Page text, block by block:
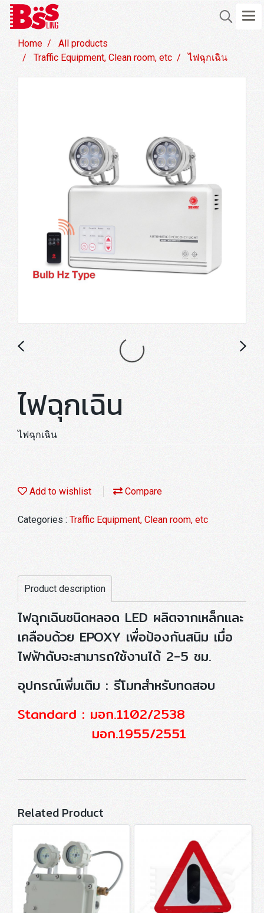
Home
All products
Traffic Equipment, Clean room, etc
ไฟฉุกเฉิน
ไฟฉุกเฉิน
ไฟฉุกเฉิน
Add to wishlist Compare
Categories : Traffic Equipment, Clean room, etc
Product description
ไฟฉุกเฉินชนิดหลอด LED ผลิตจากเหล็กและ
เคลือบด้วย EPOXY เพื่อป้องกันสนิม เมื่อ
ไฟฟ้าดับจะสามารถใช้งานได้ 2-5 ชม.
อุปกรณ์เพิ่มเติม : รีโมทสำหรับทดสอบ
Standard : มอก.1102/2538
มอก.1955/2551
Related Product